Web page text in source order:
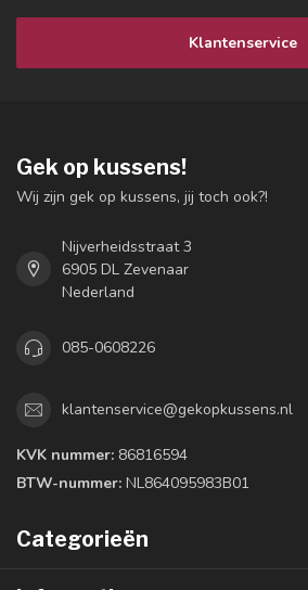
Klantenservice
Gek op kussens!
Wij zijn gek op kussens, jij toch ook?!
Nijverheidsstraat 3
6905 DL Zevenaar
Nederland
085-0608226
klantenservice@gekopkussens.nl
KVK nummer: 86816594
BTW-nummer: NL864095983B01
Categorieën